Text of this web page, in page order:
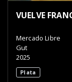
VUELVE
Mercado Libre
Gut
2025
Plata